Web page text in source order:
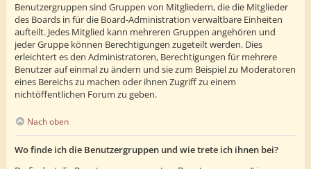
Benutzergruppen sind Gruppen von Mitgliedern, die die Mitglieder
des Boards in für die Board-Administration verwaltbare Einheiten
aufteilt. Jedes Mitglied kann mehreren Gruppen angehören und
jeder Gruppe können Berechtigungen zugeteilt werden. Dies
erleichtert es den Administratoren, Berechtigungen für mehrere
Benutzer auf einmal zu ändern und sie zum Beispiel zu Moderatoren
eines Bereichs zu machen oder ihnen Zugriff zu einem
nichtöffentlichen Forum zu geben.
Nach oben
Wo finde ich die Benutzergruppen und wie trete ich ihnen bei?